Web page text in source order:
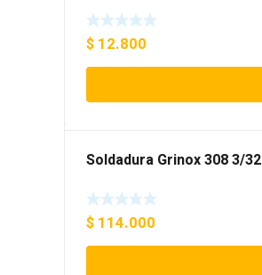
$ 12.800
Soldadura Grinox 308 3/32
$ 114.000